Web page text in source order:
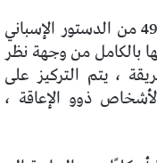
مع هذا الإصلاح ، تم تحديث المادة 49 من الدستور الإسباني
عام 2006 وتعديلها بالكامل من وجهة نظر
، يتم التركيز على
ذوو الإعاقة ،